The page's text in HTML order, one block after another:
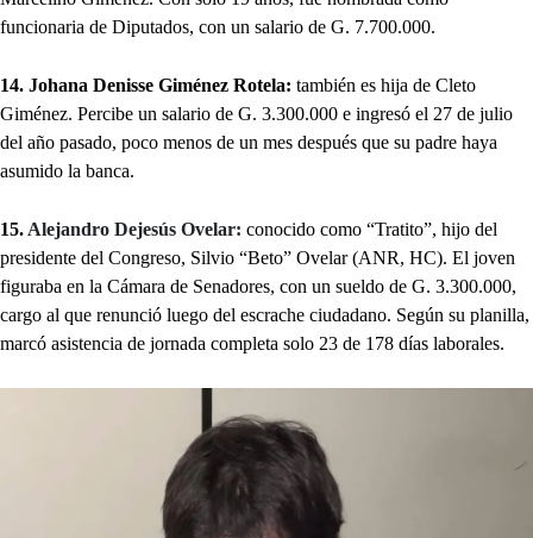
funcionaria de Diputados, con un salario de G. 7.700.000.
14. Johana Denisse Giménez Rotela: también es hija de Cleto
Giménez. Percibe un salario de G. 3.300.000 e ingresó el 27 de julio
del año pasado, poco menos de un mes después que su padre haya
asumido la banca.
15. Alejandro Dejesús Ovelar: conocido como “Tratito”, hijo del
presidente del Congreso, Silvio “Beto” Ovelar (ANR, HC). El joven
figuraba en la Cámara de Senadores, con un sueldo de G. 3.300.000,
cargo al que renunció luego del escrache ciudadano. Según su planilla,
marcó asistencia de jornada completa solo 23 de 178 días laborales.